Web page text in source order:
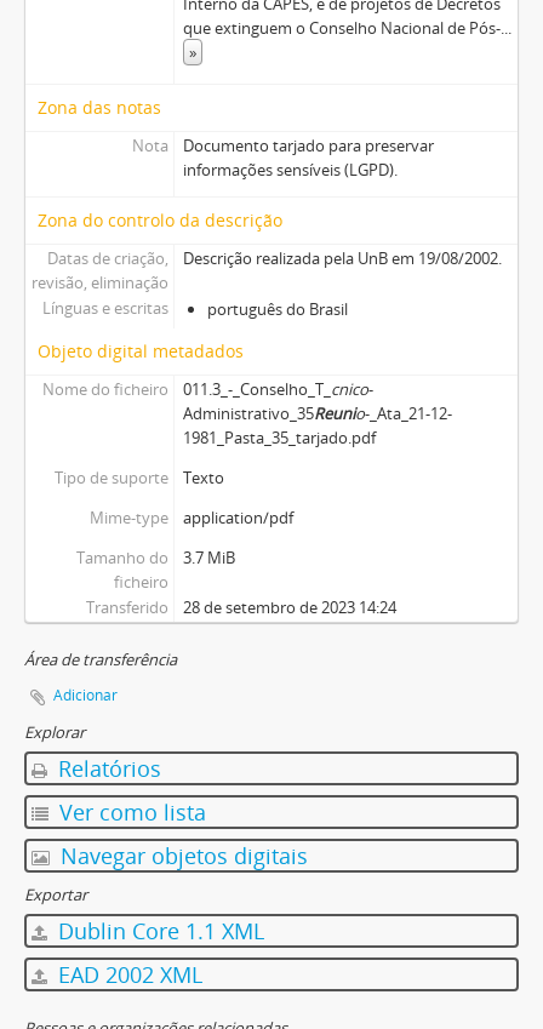
que extinguem o Conselho Nacional de Pós-...
»
Zona das notas
Nota
Documento tarjado para preservar
informações sensíveis (LGPD).
Zona do controlo da descrição
Datas de criação,
revisão, eliminação
Descrição realizada pela UnB em 19/08/2002.
Línguas e escritas português do Brasil
Objeto digital metadados
Nome do ficheiro 011.3_-_Conselho_T_ cnico-
Administrativo_35Reunio-_Ata_21-12-
1981_Pasta_35_tarjado.pdf
Tipo de suporte
Texto
Mime-type
application/pdf
Tamanho do
ficheiro
3.7 MiB
Transferido 28 de setembro de 2023 14:24
Área de transferência
Adicionar
Explorar
Relatórios
Ver como lista
Navegar objetos digitais
Exportar
Dublin Core 1.1 XML
EAD 2002 XML